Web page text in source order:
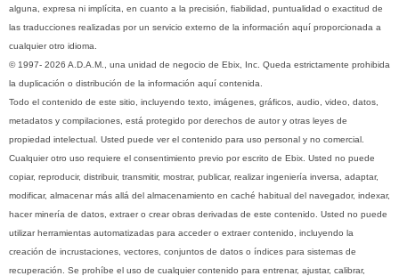
alguna, expresa ni implícita, en cuanto a la precisión, fiabilidad, puntualidad o exactitud de
las traducciones realizadas por un servicio externo de la información aquí proporcionada a
cualquier otro idioma.
© 1997- 2026 A.D.A.M., una unidad de negocio de Ebix, Inc. Queda estrictamente prohibida
la duplicación o distribución de la información aquí contenida.
Todo el contenido de este sitio, incluyendo texto, imágenes, gráficos, audio, video, datos,
metadatos y compilaciones, está protegido por derechos de autor y otras leyes de
propiedad intelectual. Usted puede ver el contenido para uso personal y no comercial.
Cualquier otro uso requiere el consentimiento previo por escrito de Ebix. Usted no puede
copiar, reproducir, distribuir, transmitir, mostrar, publicar, realizar ingeniería inversa, adaptar,
modificar, almacenar más allá del almacenamiento en caché habitual del navegador, indexar,
hacer minería de datos, extraer o crear obras derivadas de este contenido. Usted no puede
utilizar herramientas automatizadas para acceder o extraer contenido, incluyendo la
creación de incrustaciones, vectores, conjuntos de datos o índices para sistemas de
recuperación. Se prohíbe el uso de cualquier contenido para entrenar, ajustar, calibrar,